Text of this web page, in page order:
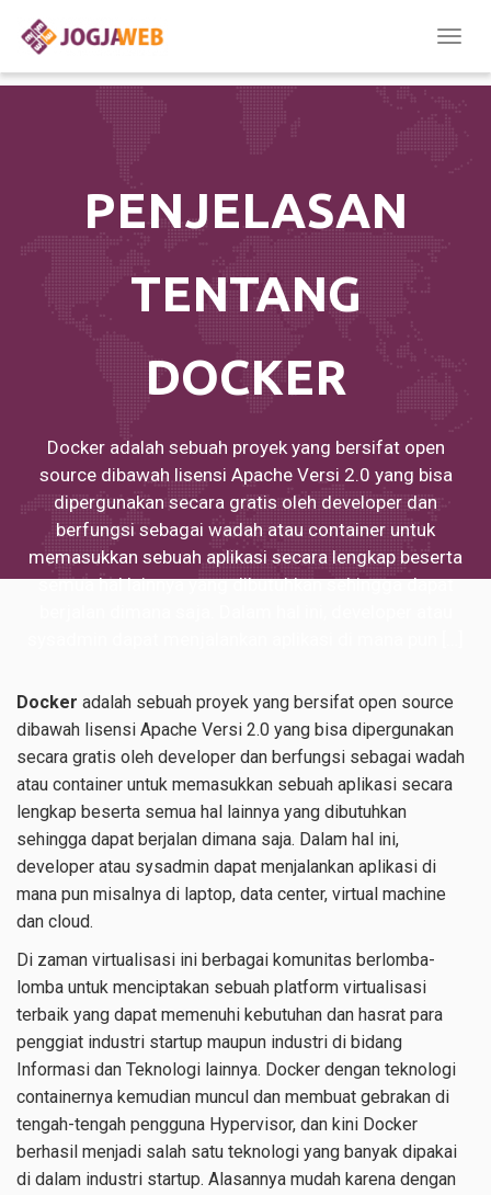
PENJELASAN
TENTANG
DOCKER
Docker adalah sebuah proyek yang bersifat open
source dibawah lisensi Apache Versi 2.0 yang bisa
dipergunakan secara gratis oleh developer dan
berfungsi sebagai wadah atau container untuk
memasukkan sebuah aplikasi secara lengkap beserta
semua hal lainnya yang dibutuhkan sehingga dapat
Docker adalah sebuah proyek yang bersifat open source
dibawah lisensi Apache Versi 2.0 yang bisa dipergunakan
secara gratis oleh developer dan berfungsi sebagai wadah
atau container untuk memasukkan sebuah aplikasi secara
lengkap beserta semua hal lainnya yang dibutuhkan
sehingga dapat berjalan dimana saja. Dalam hal ini,
developer atau sysadmin dapat menjalankan aplikasi di
mana pun misalnya di laptop, data center, virtual machine
dan cloud.
Di zaman virtualisasi ini berbagai komunitas berlomba-
lomba untuk menciptakan sebuah platform virtualisasi
terbaik yang dapat memenuhi kebutuhan dan hasrat para
penggiat industri startup maupun industri di bidang
Informasi dan Teknologi lainnya. Docker dengan teknologi
containernya kemudian muncul dan membuat gebrakan di
tengah-tengah pengguna Hypervisor, dan kini Docker
berhasil menjadi salah satu teknologi yang banyak dipakai
di dalam industri startup. Alasannya mudah karena dengan